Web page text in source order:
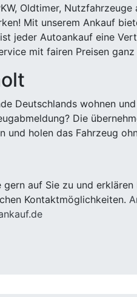
Oldtimer,
Mit unserem Ankauf
jeder Autoankauf eine
mit fairen Preisen
Deutschlands wohnen
Die
und holen das Fahrzeug
auf Sie zu und
Kontaktmöglichkeiten.